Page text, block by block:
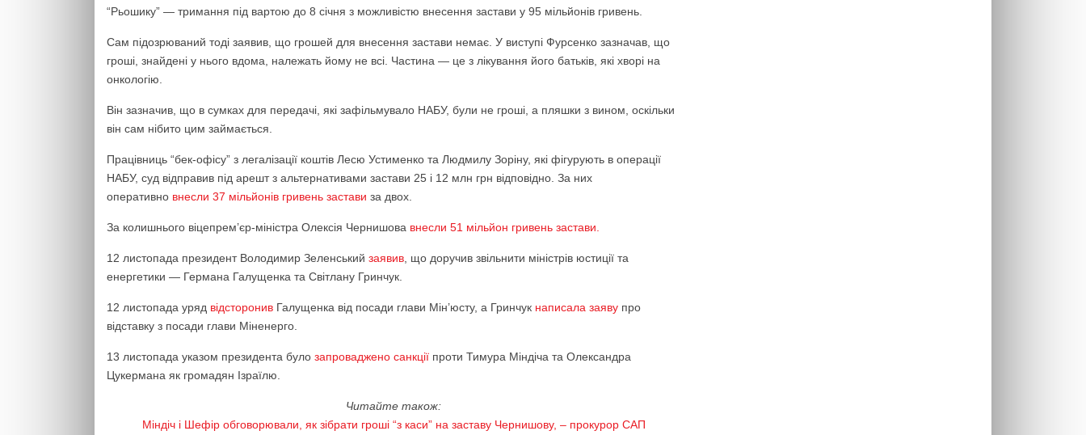
“Рьошику” — тримання під вартою до 8 січня з можливістю внесення застави у 95 мільйонів гривень.
Сам підозрюваний тоді заявив, що грошей для внесення застави немає. У виступі Фурсенко зазначав, що
гроші, знайдені у нього вдома, належать йому не всі. Частина — це з лікування його батьків, які хворі на
онкологію.
Він зазначив, що в сумках для передачі, які зафільмувало НАБУ, були не гроші, а пляшки з вином, оскільки
він сам нібито цим займається.
Працівниць “бек-офісу” з легалізації коштів Лесю Устименко та Людмилу Зоріну, які фігурують в операції
НАБУ, суд відправив під арешт з альтернативами застави 25 і 12 млн грн відповідно. За них
оперативно внесли 37 мільйонів гривень застави за двох.
За колишнього віцепрем’єр-міністра Олексія Чернишова внесли 51 мільйон гривень застави.
12 листопада президент Володимир Зеленський заявив , що доручив звільнити міністрів юстиції та
енергетики — Германа Галущенка та Світлану Гринчук.
12 листопада уряд відсторонив Галущенка від посади глави Мін’юсту, а Гринчук написала заяву про
відставку з посади глави Міненерго.
13 листопада указом президента було запроваджено санкції проти Тимура Міндіча та Олександра
Цукермана як громадян Ізраїлю.
Читайте також:
Міндіч і Шефір обговорювали, як зібрати гроші “з каси” на заставу Чернишову, – прокурор САП